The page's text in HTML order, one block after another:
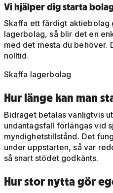
Vi hjälper dig starta
Skaffa ett färdigt aktiebolag
lagerbolag, så blir det en
med det mesta du behöver.
nolltid.
Skaffa lagerbolag
Hur länge kan man
Bidraget betalas vanligtvis
undantagsfall förlängas vid
myndighetstillstånd. Det
under uppstarten, så var
så snart stödet godkänts.
Hur stor nytta gör